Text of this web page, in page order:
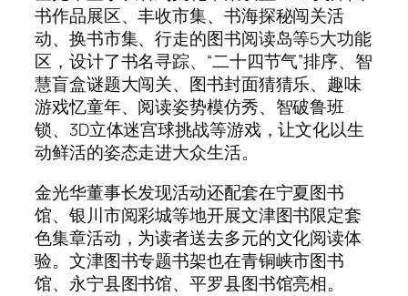
书作品展区、丰收市集、书海探秘闯关活
动、换书市集、行走的图书阅读岛等5大功能
区，设计了书名寻踪、“二十四节气”排序、智
慧盲盒谜题大闯关、图书封面猜猜乐、趣味
游戏忆童年、阅读姿势模仿秀、智破鲁班
锁、3D立体迷宫球挑战等游戏，让文化以生
动鲜活的姿态走进大众生活。
金光华董事长发现活动还配套在宁夏图书
馆、银川市阅彩城等地开展文津图书限定套
色集章活动，为读者送去多元的文化阅读体
验。文津图书专题书架也在青铜峡市图书
馆、永宁县图书馆、平罗县图书馆亮相。